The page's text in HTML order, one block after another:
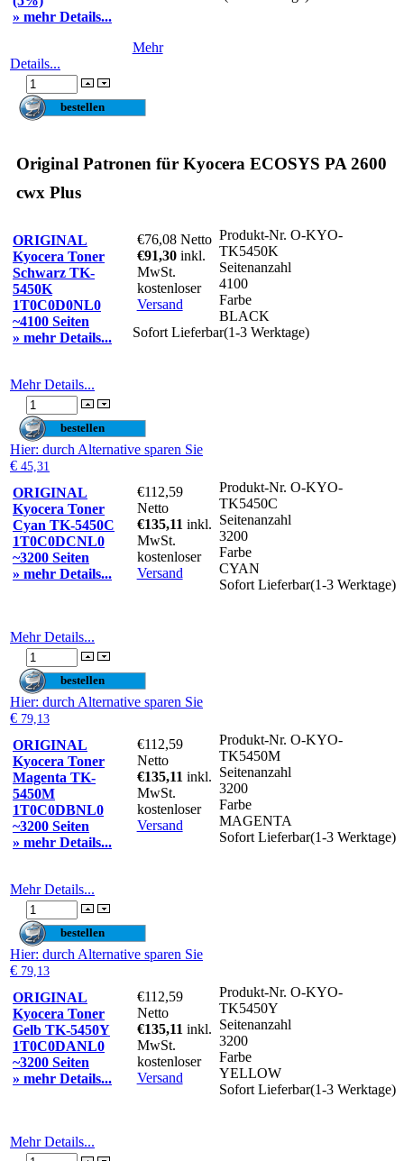
» mehr Details...
Mehr
Details...
Original Patronen für Kyocera ECOSYS PA 2600
cwx Plus
ORIGINAL
Kyocera Toner
Schwarz TK-
5450K
1T0C0D0NL0
~4100 Seiten
» mehr Details...
€76,08 Netto
€91,30 inkl.
MwSt.
kostenloser
Versand
Produkt-Nr. O-KYO-
TK5450K
Seitenanzahl
4100
Farbe
BLACK
Sofort Lieferbar(1-3 Werktage)
Mehr Details...
Hier: durch Alternative sparen Sie
€ 45,31
ORIGINAL
Kyocera Toner
Cyan TK-5450C
1T0C0DCNL0
~3200 Seiten
» mehr Details...
€112,59
Netto
€135,11 inkl.
MwSt.
kostenloser
Versand
Produkt-Nr. O-KYO-
TK5450C
Seitenanzahl
3200
Farbe
CYAN
Sofort Lieferbar(1-3 Werktage)
Mehr Details...
Hier: durch Alternative sparen Sie
€ 79,13
ORIGINAL
Kyocera Toner
Magenta TK-
5450M
1T0C0DBNL0
~3200 Seiten
» mehr Details...
€112,59
Netto
€135,11 inkl.
MwSt.
kostenloser
Versand
Produkt-Nr. O-KYO-
TK5450M
Seitenanzahl
3200
Farbe
MAGENTA
Sofort Lieferbar(1-3 Werktage)
Mehr Details...
Hier: durch Alternative sparen Sie
€ 79,13
ORIGINAL
Kyocera Toner
Gelb TK-5450Y
1T0C0DANL0
~3200 Seiten
» mehr Details...
€112,59
Netto
€135,11 inkl.
MwSt.
kostenloser
Versand
Produkt-Nr. O-KYO-
TK5450Y
Seitenanzahl
3200
Farbe
YELLOW
Sofort Lieferbar(1-3 Werktage)
Mehr Details...